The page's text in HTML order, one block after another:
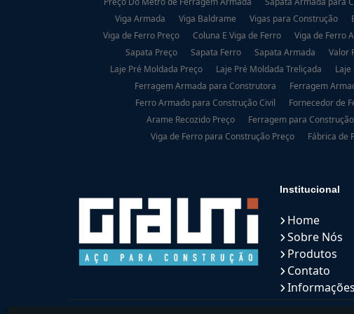
Viga Armada
Viga Baldrame Vigas para Construção
Viga de Ferro Preço
Coluna E Viga de Ferro Viga de Ferro
Sapata Preço
Sapata Ferro Sapata Armada Valor
Laje Pré Moldada Preço
Laje Pré Moldada Treliçada
Ferragem Armada para Construtora
Ferragem
Ferro Armado para Construção Civil
Fornecedor de
Arame Recozido Preço
Ferragem para
Viga de Ferro para Construção Preço
Fábrica de
Institucional
Home
Sobre Nós
Produtos
Contato
Informações